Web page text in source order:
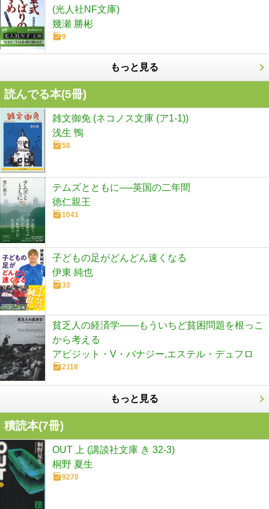
(光人社NF文庫)
幾瀬 勝彬
9
もっと見る
読んでる本(5冊)
雑文御免 (ネコノス文庫 (ア1-1))
浅生 鴨
58
テムズとともに──英国の二年間
徳仁親王
1041
子どもの足がどんどん速くなる
伊東 純也
33
貧乏人の経済学――もういちど貧困問題を根っこ
から考える
アビジット・V・バナジー,エステル・デュフロ
2118
もっと見る
積読本(7冊)
OUT 上 (講談社文庫 き 32-3)
桐野 夏生
9270